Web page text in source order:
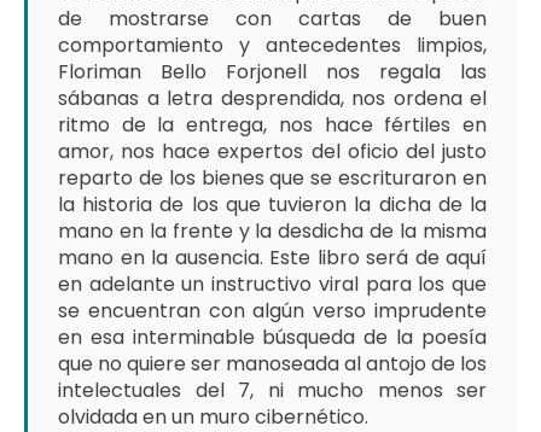
de mostrarse con cartas de buen
comportamiento y antecedentes limpios,
Floriman Bello Forjonell nos regala las
sábanas a letra desprendida, nos ordena el
ritmo de la entrega, nos hace fértiles en
amor, nos hace expertos del oficio del justo
reparto de los bienes que se escrituraron en
la historia de los que tuvieron la dicha de la
mano en la frente y la desdicha de la misma
mano en la ausencia. Este libro será de aquí
en adelante un instructivo viral para los que
se encuentran con algún verso imprudente
en esa interminable búsqueda de la poesía
que no quiere ser manoseada al antojo de los
intelectuales del 7, ni mucho menos ser
olvidada en un muro cibernético.